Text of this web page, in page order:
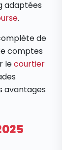
adaptées
.
de
comptes
lecourtier
avantages